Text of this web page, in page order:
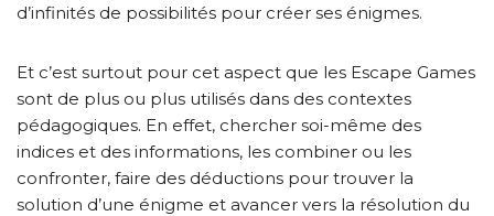
d’infinités de possibilités pour créer ses énigmes.
Et c’est surtout pour cet aspect que les Escape Games
sont de plus ou plus utilisés dans des contextes
pédagogiques. En effet, chercher soi-même des
indices et des informations, les combiner ou les
confronter, faire des déductions pour trouver la
solution d’une énigme et avancer vers la résolution du